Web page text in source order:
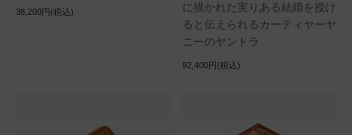
38,200円(税込)
に描かれた実りある結婚を授け
ると伝えられるカーティヤーヤ
ニーのヤントラ
92,400円(税込)